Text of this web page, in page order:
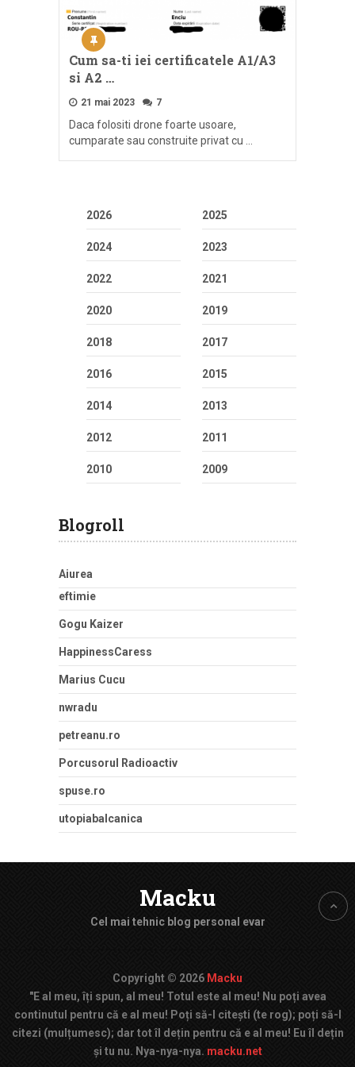
Cum sa-ti iei certificatele A1/A3
si A2 …
21 mai 2023 7
Daca folositi drone foarte usoare,
cumparate sau construite privat cu …
2026 2025
2024 2023
2022 2021
2020 2019
2018 2017
2016 2015
2014 2013
2012 2011
2010 2009
Blogroll
Aiurea
eftimie
Gogu Kaizer
HappinessCaress
Marius Cucu
nwradu
petreanu.ro
Porcusorul Radioactiv
spuse.ro
utopiabalcanica
Macku
Cel mai tehnic blog personal evar
Copyright © 2026 Macku
"E al meu, îți spun, al meu! Totul este al meu! Nu poți avea
continutul pentru că e al meu! Poți să-l citești (te rog); poți să-l
citezi (mulțumesc); dar tot îl dețin pentru că e al meu! Eu îl dețin
și tu nu. Nya-nya-nya. macku.net